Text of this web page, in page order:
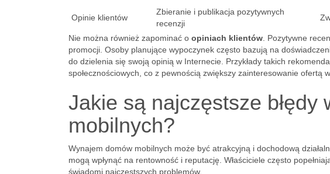
Opinie klientów
Zbieranie i publikacja pozytywnych
recenzji
Nie można również zapominać o opiniach klientów . Pozytywne
promocji. Osoby planujące wypoczynek często bazują na
do dzielenia się swoją opinią w Internecie. Przykłady takich
społecznościowych, co z pewnością zwiększy zainteresowanie ofertą
Jakie są najczęstsze błędy
mobilnych?
Wynajem domów mobilnych może być atrakcyjną i dochodową
mogą wpłynąć na rentowność i reputację. Właściciele często
świadomi najczęstszych problemów.